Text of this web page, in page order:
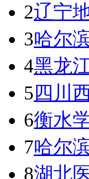
2辽宁
3哈尔
4黑龙
5 四川
6衡水
7哈尔
8湖北